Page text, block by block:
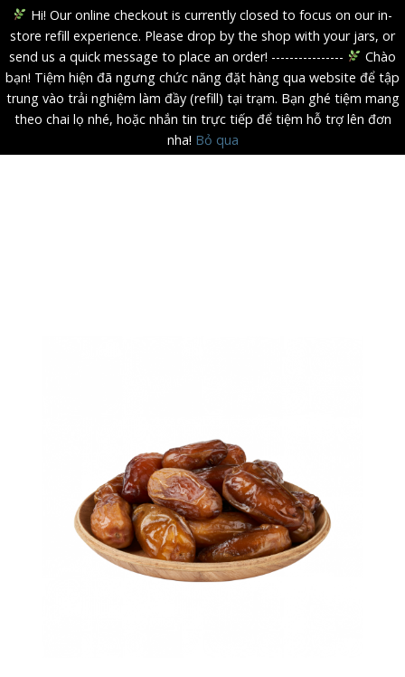
Hi! Our online checkout is currently closed to focus on our in-
store refill experience. Please drop by the shop with your jars, or
send us a quick message to place an order! ----------------
Chào
bạn! Tiệm hiện đã ngưng chức năng đặt hàng qua website để tập
trung vào trải nghiệm làm đầy (refill) tại trạm. Bạn ghé tiệm mang
theo chai lọ nhé, hoặc nhắn tin trực tiếp để tiệm hỗ trợ lên đơn
nha! Bỏ qua